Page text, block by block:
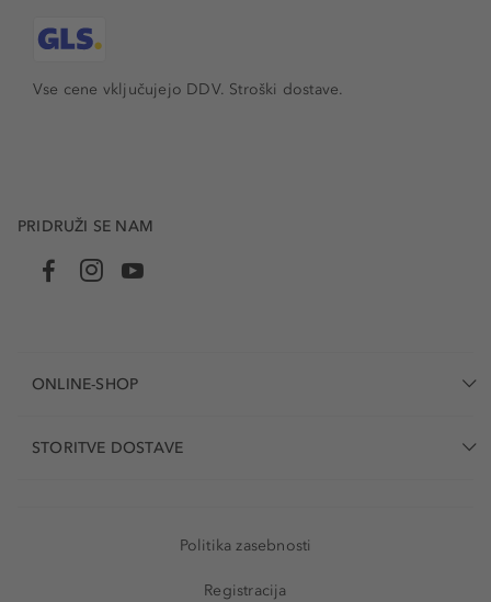
Vse cene vključujejo DDV. Stroški dostave.
PRIDRUŽI SE NAM
ONLINE-SHOP
STORITVE DOSTAVE
Politika zasebnosti
Registracija